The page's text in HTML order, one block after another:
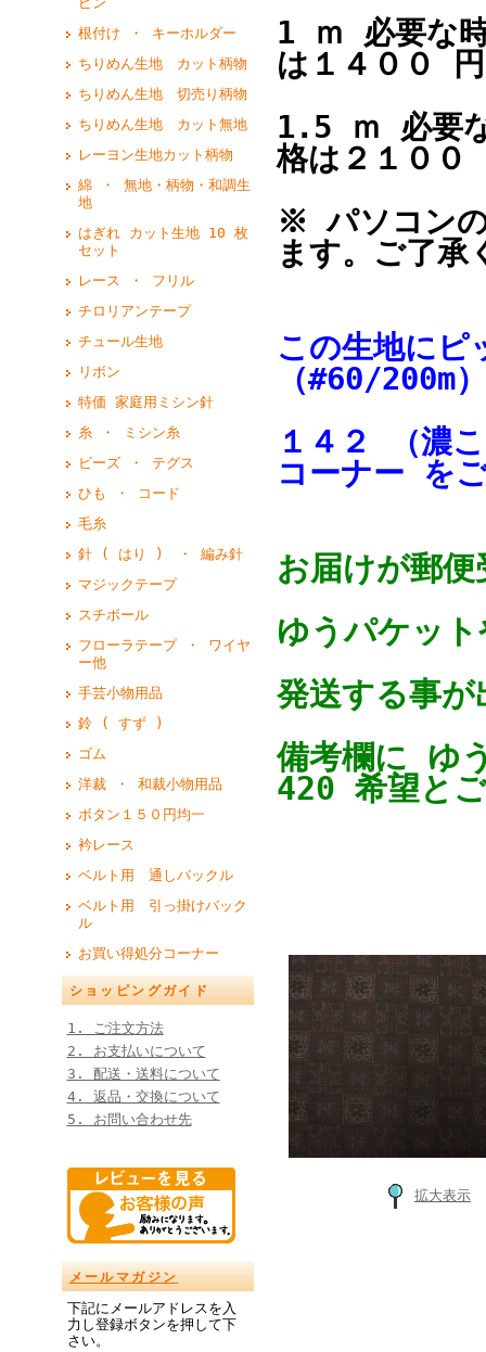
根付け ・ キーホルダー
ちりめん生地 カット柄物
ちりめん生地 切売り柄物
ちりめん生地 カット無地
レーヨン生地カット柄物
綿 ・ 無地・柄物・和調生
地
はぎれ カット生地 10 枚
セット
レース ・ フリル
チロリアンテープ
チュール生地
リボン
特価 家庭用ミシン針
糸 ・ ミシン糸
ビーズ ・ テグス
ひも ・ コード
毛糸
針 ( はり ) ・ 編み針
マジックテープ
スチボール
フローラテープ ・ ワイヤ
ー他
手芸小物用品
鈴 ( すず )
ゴム
洋裁 ・ 和裁小物用品
ボタン１５０円均一
衿レース
ベルト用 通しバックル
ベルト用 引っ掛けバック
ル
お買い得処分コーナー
ショッピングガイド
1. ご注文方法
2. お支払いについて
3. 配送・送料について
4. 返品・交換について
5. お問い合わせ先
メールマガジン
下記にメールアドレスを入
力し登録ボタンを押して下
さい。
1 ｍ 必要な
は１４００
1.5 ｍ 必要
格は２１００
※ パソコンの
ます。ご了承
この生地にピ
（#60/200m
１４２ （
コーナー を
お届けが郵
ゆうパケッ
発送する事が
備考欄に ゆ
420 希望と
拡大表示